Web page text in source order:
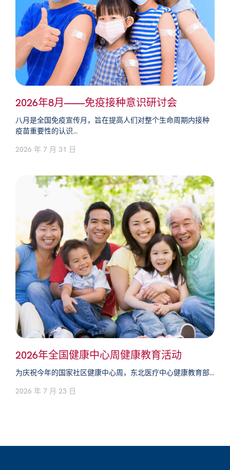
2026年8月——免疫接种意识研讨会
八月是全国免疫宣传月，旨在提高人们对整个生命周期内接种
疫苗重要性的认识...
2026 年 7 月 31 日
2026年全国健康中心周健康教育活动
为庆祝今年的国家社区健康中心周，东北医疗中心健康教育部...
2026 年 7 月 23 日